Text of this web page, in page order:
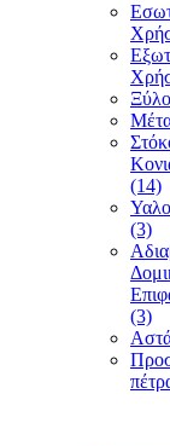
(14)
(3)
(3)